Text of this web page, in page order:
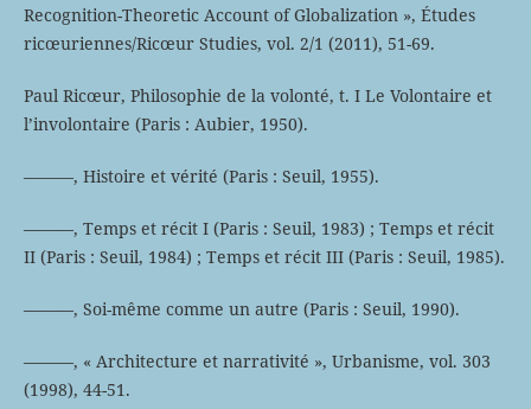
Recognition-Theoretic Account of Globalization », Études
ricœuriennes/Ricœur Studies, vol. 2/1 (2011), 51-69.
Paul Ricœur, Philosophie de la volonté, t. I Le Volontaire et
l’involontaire (Paris : Aubier, 1950).
———, Histoire et vérité (Paris : Seuil, 1955).
———, Temps et récit I (Paris : Seuil, 1983) ; Temps et récit
II (Paris : Seuil, 1984) ; Temps et récit III (Paris : Seuil, 1985).
———, Soi-même comme un autre (Paris : Seuil, 1990).
———, « Architecture et narrativité », Urbanisme, vol. 303
(1998), 44-51.